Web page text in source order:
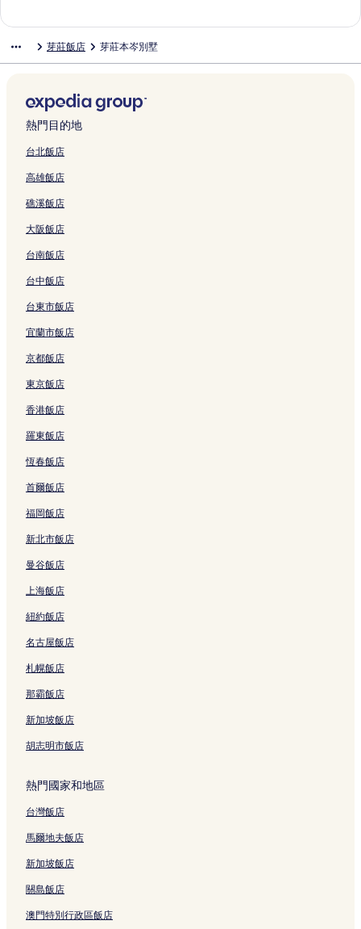
連
結
的
連
H
e
l
的
連
結
e
S
p
a
的
結
n
連
結
h
r
a
n
g
連
H
e
l
的
連
o
R
e
s
o
t
S
p
a
,
o
T
r
e
I
s
l
n
的
連
結
r
e
n
t
的
結
a
H
o
t
e
的
結
s
t
&
S
p
N
a
T
r
a
g
a
y
的
連
結
B
f
r
o
n
N
a
T
r
a
g
連
結
a
a
n
g
H
t
l
的
連
結
e
r
t
的
連
r
e
a
c
h
r
n
t
N
h
T
a
n
g
的
連
結
n
a
y
H
o
e
的
連
結
芽莊飯店 芽莊本岑別墅
熱門目的地
台北飯店
高雄飯店
礁溪飯店
大阪飯店
台南飯店
台中飯店
台東市飯店
宜蘭市飯店
京都飯店
東京飯店
香港飯店
羅東飯店
恆春飯店
首爾飯店
福岡飯店
新北市飯店
曼谷飯店
上海飯店
紐約飯店
名古屋飯店
札幌飯店
那霸飯店
新加坡飯店
胡志明市飯店
熱門國家和地區
台灣飯店
馬爾地夫飯店
新加坡飯店
關島飯店
澳門特別行政區飯店